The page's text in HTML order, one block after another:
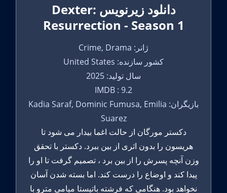
دانلود زیرنویس Dexter:
Resurrection - Season 1
ژانر: Crime, Drama
کشور سازنده: United States
سال تولید: 2025
IMDB : 9.2
بازیگران: Kadia Saraf, Dominic Fumusa, Emilia
Suarez
دکستر مورگان از حالت اغما بیدار می شود تا
هریسون را بدون اثری از بین ببرد. دکستر با تحقق
وزن آنچه پسرش را از بین برد ، تصمیم گرفت تا او را
پیدا کند و اوضاع را درست کند. اما بسته شدن آسان
نخواهد بود. هنگامی که فرشته باتیستا میامی مترو با